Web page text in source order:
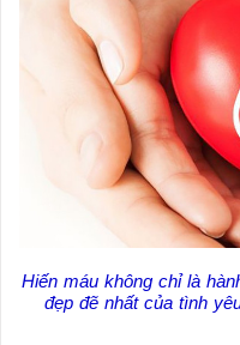
Hiến máu không chỉ là
đẹp đẽ nhất của tình